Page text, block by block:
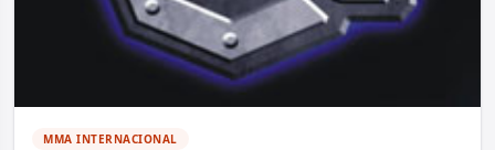
MMA INTERNACIONAL